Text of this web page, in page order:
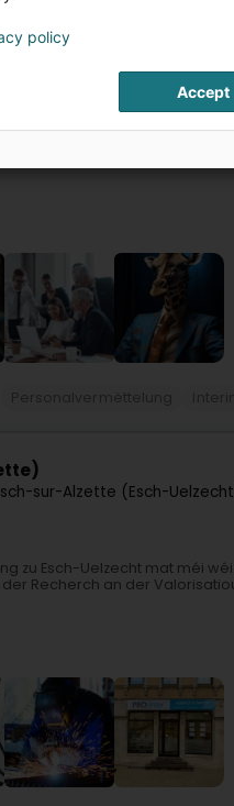
sur-Alzette
Esch-sur-Alzette (Esch-
Reechwäit a méi wéi 35
d'Vertraue vu ville Clienten a
sur-Alzette (Esch-
zu Esch-Uelzecht mat méi
Recherch an der
policy
Accept